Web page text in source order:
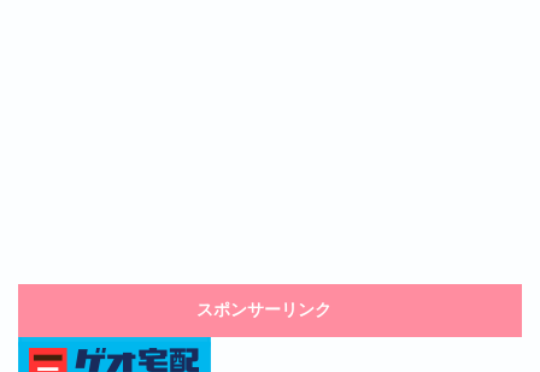
スポンサーリンク